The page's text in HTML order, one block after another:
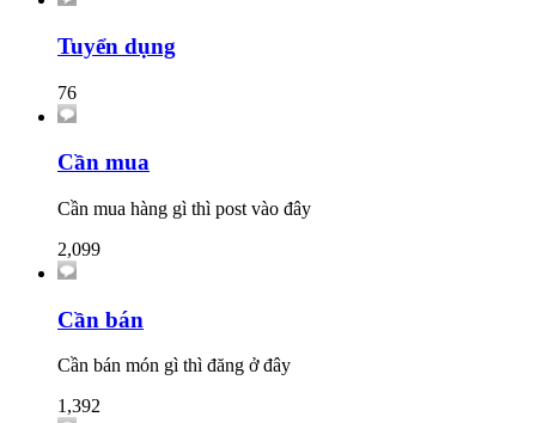
Tuyển dụng
76
Cần mua
Cần mua hàng gì thì post vào đây
2,099
Cần bán
Cần bán món gì thì đăng ở đây
1,392